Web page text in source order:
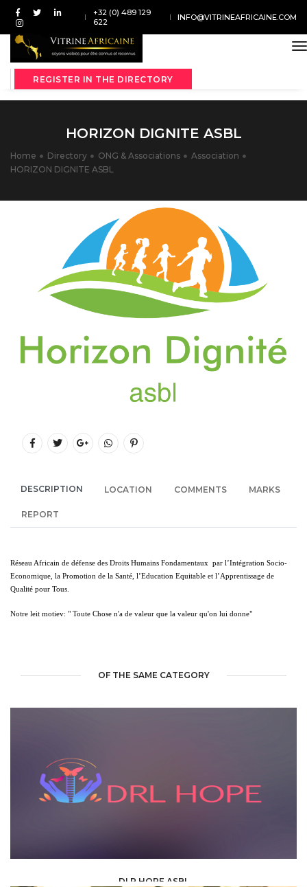
+32 (0) 489 129
622
INFO@VITRINEAFRICAINE.COM
REGISTER IN THE DIRECTORY
HORIZON DIGNITE ASBL
Home Directory ONG & Associations
Association
HORIZON DIGNITE ASBL
DESCRIPTION LOCATION COMMENTS MARKS
REPORT
Réseau Africain de défense des Droits Humains Fondamentaux par l’Intégration Socio-
Economique, la Promotion de la Santé, l’Education Equitable et l’Apprentissage de
Qualité pour Tous.
Notre leit motiev: " Toute Chose n'a de valeur que la valeur qu'on lui donne"
OF THE SAME CATEGORY
DLR HOPE ASBL